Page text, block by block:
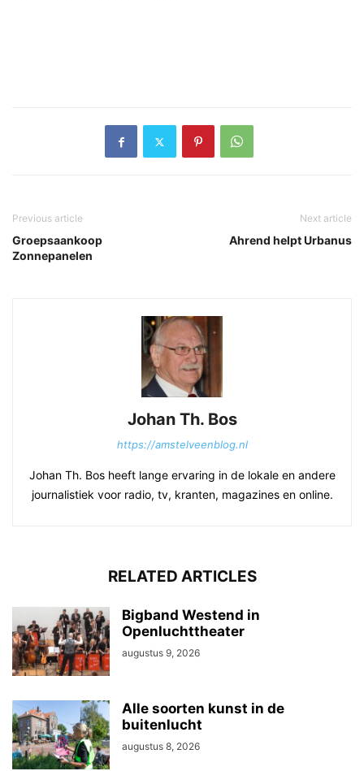
Previous article
Groepsaankoop
Zonnepanelen
Next article
Ahrend helpt Urbanus
Johan Th. Bos
https://amstelveenblog.nl
Johan Th. Bos heeft lange ervaring in de lokale en andere
journalistiek voor radio, tv, kranten, magazines en online.
RELATED ARTICLES
Bigband Westend in
Openluchttheater
augustus 9, 2026
Alle soorten kunst in de
buitenlucht
augustus 8, 2026